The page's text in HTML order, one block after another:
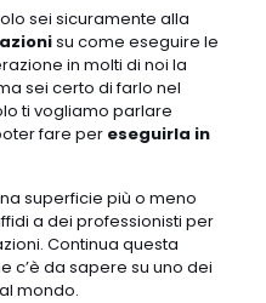
sei sicuramente alla
su come eseguire le
in molti di noi la
sei certo di farlo nel
ti vogliamo parlare
fare per eseguirla in
superficie più o meno
a dei professionisti per
Continua questa
c’è da sapere su uno dei
mondo.